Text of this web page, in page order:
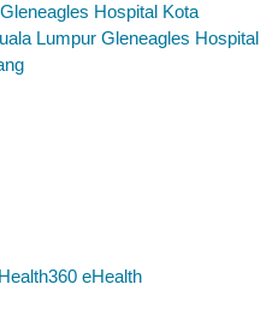
Gleneagles Hospital Kota
Lumpur Gleneagles Hospital
eHealth